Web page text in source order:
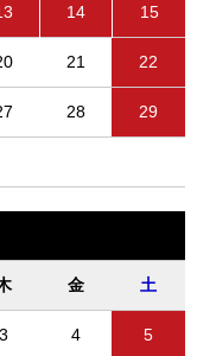
14 15
21 22
28 29
金 土
3 4 5